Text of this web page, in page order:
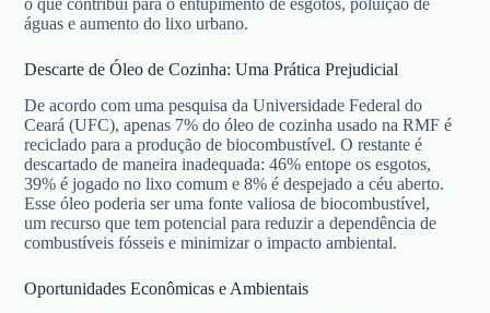
o que contribui para o entupimento de esgotos, poluição de
águas e aumento do lixo urbano.
Descarte de Óleo de Cozinha: Uma Prática Prejudicial
De acordo com uma pesquisa da Universidade Federal do
Ceará (UFC), apenas 7% do óleo de cozinha usado na RMF é
reciclado para a produção de biocombustível. O restante é
descartado de maneira inadequada: 46% entope os esgotos,
39% é jogado no lixo comum e 8% é despejado a céu aberto.
Esse óleo poderia ser uma fonte valiosa de biocombustível,
um recurso que tem potencial para reduzir a dependência de
combustíveis fósseis e minimizar o impacto ambiental.
Oportunidades Econômicas e Ambientais